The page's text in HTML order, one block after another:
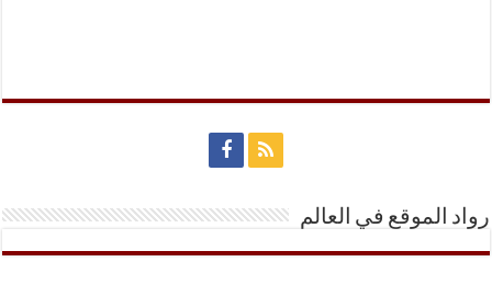
رواد الموقع في العالم